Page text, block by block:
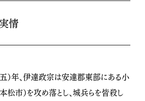
情
）年、伊達政宗は安達郡東部にある小
松市）を攻め落とし、城兵らを皆殺し